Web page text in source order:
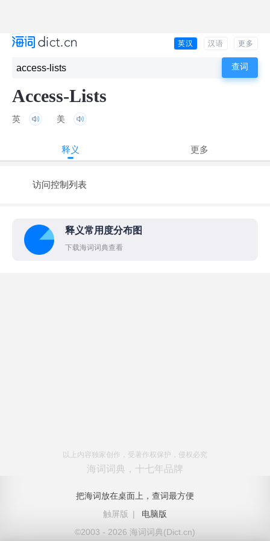
英汉 汉语 更多
Access-Lists
英 美
释义 更多
访问控制列表
释义常用度分布图
下载海词词典查看
以上内容独家创作，受著作权保护，侵权必究
海词词典，十七年品牌
把海词放在桌面上，查词最方便
触屏版
|
电脑版
©2003 - 2026 海词词典(Dict.cn)